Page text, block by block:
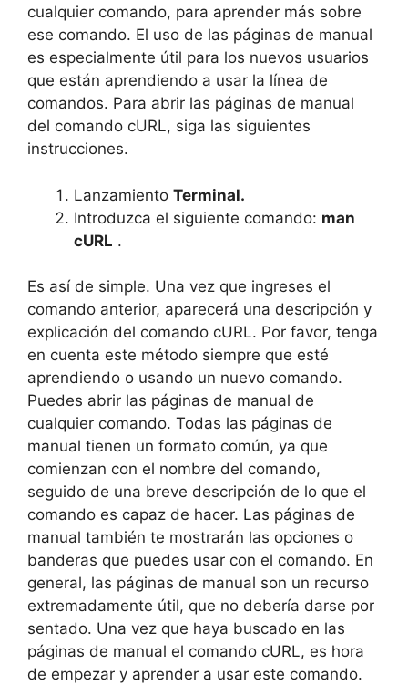
cualquier comando, para aprender más sobre
ese comando. El uso de las páginas de manual
es especialmente útil para los nuevos usuarios
que están aprendiendo a usar la línea de
comandos. Para abrir las páginas de manual
del comando cURL, siga las siguientes
instrucciones.
Lanzamiento Terminal.
Introduzca el siguiente comando: man
cURL .
Es así de simple. Una vez que ingreses el
comando anterior, aparecerá una descripción y
explicación del comando cURL. Por favor, tenga
en cuenta este método siempre que esté
aprendiendo o usando un nuevo comando.
Puedes abrir las páginas de manual de
cualquier comando. Todas las páginas de
manual tienen un formato común, ya que
comienzan con el nombre del comando,
seguido de una breve descripción de lo que el
comando es capaz de hacer. Las páginas de
manual también te mostrarán las opciones o
banderas que puedes usar con el comando. En
general, las páginas de manual son un recurso
extremadamente útil, que no debería darse por
sentado. Una vez que haya buscado en las
páginas de manual el comando cURL, es hora
de empezar y aprender a usar este comando.